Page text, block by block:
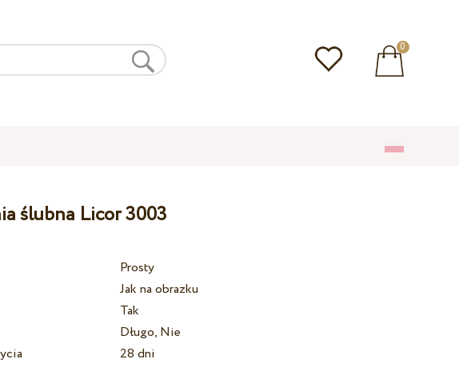
0
ślubna Licor 3003
Prosty
Jak na obrazku
Tak
Długo, Nie
28 dni